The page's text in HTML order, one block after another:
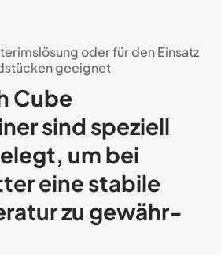
oder für den Einsatz
geeignet
Cube
sind spe­zi­ell
um bei
eine sta­bile
zu ge­währ­